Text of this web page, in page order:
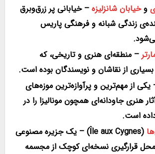
وخیابان شانزلیزه– خیابانی پر زرق‌وبرق
زندگی شبانه و فرهنگی پاریس
– منطقه‌ای هنری و تاریخی، که
از نقاشان و نویسندگان بوده است.
از مهم‌ترین و پرآوازه‌ترین موزه‌های
هنری جاودانه‌ای همچون مونالیزا را در
است.
(Île aux Cygnes)
– یک جزیره مصنوعی
قرارگیری نسخه‌ای کوچک از مجسمه